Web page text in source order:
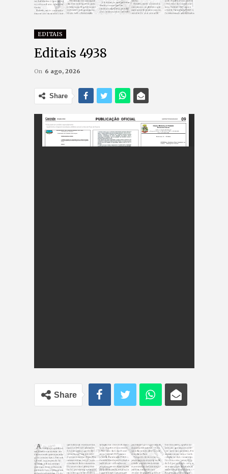
EDITAIS
Editais 4938
On 6 ago, 2026
Share
Share